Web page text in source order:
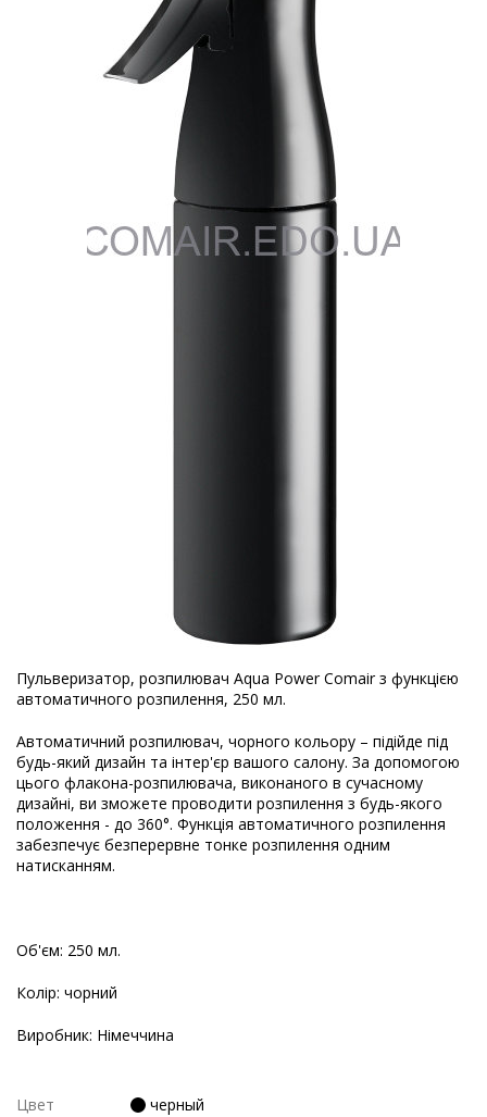
Пульверизатор, розпилювач Aqua Power Comair з функцією
автоматичного розпилення, 250 мл.
Автоматичний розпилювач, чорного кольору – підійде під
будь-який дизайн та інтер'єр вашого салону. За допомогою
цього флакона-розпилювача, виконаного в сучасному
дизайні, ви зможете проводити розпилення з будь-якого
положення - до 360°. Функція автоматичного розпилення
забезпечує безперервне тонке розпилення одним
натисканням.
Об'єм: 250 мл.
Колір: чорний
Виробник: Німеччина
Цвет
черный